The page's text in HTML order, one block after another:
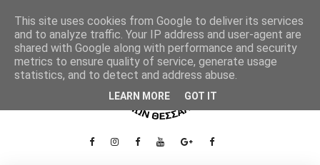
This site uses cookies from Google to deliver its services
and to analyze traffic. Your IP address and user-agent are
shared with Google along with performance and security
metrics to ensure quality of service, generate usage
statistics, and to detect and address abuse.
LEARN MORE GOT IT